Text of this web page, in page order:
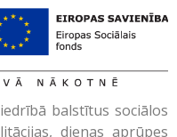
balstītus sociālos
dienas aprūpes